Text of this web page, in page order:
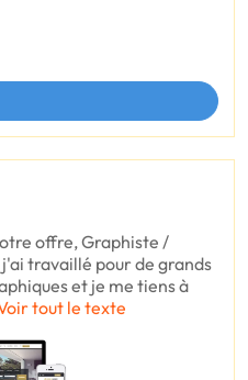
offre, Graphiste /
travaillé pour de grands
et je me tiens à
tout le texte